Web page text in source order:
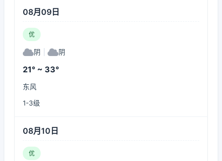
08月09日
优
阴 阴
21° ~ 33°
东风
1-3级
08月10日
优